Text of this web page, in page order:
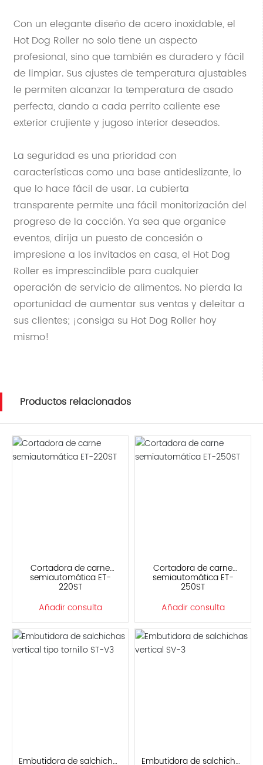
Con un elegante diseño de acero inoxidable, el
Hot Dog Roller no solo tiene un aspecto
profesional, sino que también es duradero y fácil
de limpiar. Sus ajustes de temperatura ajustables
le permiten alcanzar la temperatura de asado
perfecta, dando a cada perrito caliente ese
exterior crujiente y jugoso interior deseados.
La seguridad es una prioridad con
características como una base antideslizante, lo
que lo hace fácil de usar. La cubierta
transparente permite una fácil monitorización del
progreso de la cocción. Ya sea que organice
eventos, dirija un puesto de concesión o
impresione a los invitados en casa, el Hot Dog
Roller es imprescindible para cualquier
operación de servicio de alimentos. No pierda la
oportunidad de aumentar sus ventas y deleitar a
sus clientes; ¡consiga su Hot Dog Roller hoy
mismo!
Productos relacionados
Cortadora de carne
semiautomática ET-
220ST
Añadir consulta
Cortadora de carne
semiautomática ET-
250ST
Añadir consulta
Embutidora de salchichas Embutidora de salchichas